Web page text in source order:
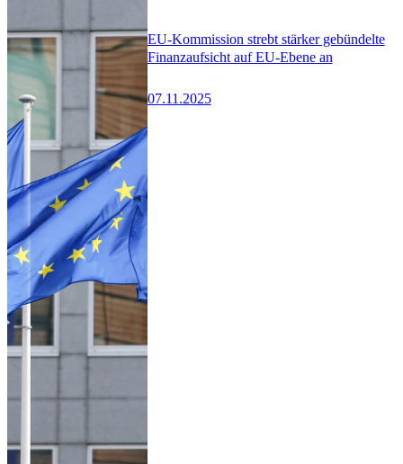
EU-Kommission strebt stärker gebündelte
Finanzaufsicht auf EU-Ebene an
07.11.2025